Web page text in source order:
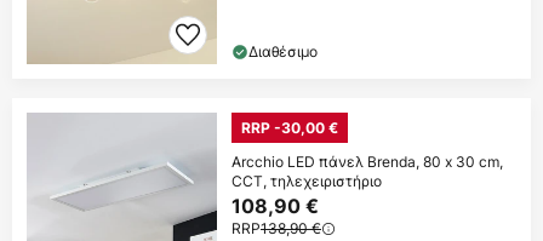
Διαθέσιμο
RRP -30,00 €
Arcchio LED πάνελ Brenda, 80 x 30 cm,
CCT, τηλεχειριστήριο
108,90 €
RRP138,90 €